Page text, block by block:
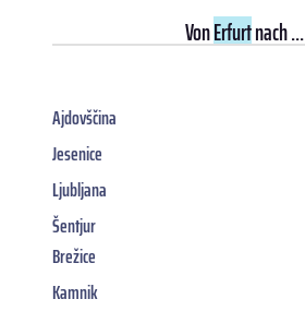
VonErfurtnach ...
Ajdovščina
Jesenice
Ljubljana
Šentjur
Brežice
Kamnik